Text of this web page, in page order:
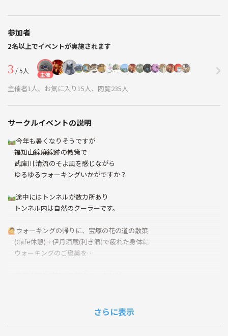
参加者
2名以上でイベントが実施されます
3 / 5人 主催
主催者1人、お気に入り15人、閲覧235人
サークルイベントの説明
🛤️今年も暑くなりそうですが
福知山線廃線跡の散策で
武庫川.清流のそよ風を感じながら
ゆるゆるウォーキングいかがですか？
🛤️途中にはトンネルが数カ所あり
トンネル内は自然のクーラーです。
🙋ウォーキングの帰りに、宝塚の花の道の散策
(Cafe休憩)＋伊丹酒蔵(利き酒)で疲れた身体に
ウォーキングのご褒美を…
いた廃線敷。その足跡を辿り、昔憧れた映画のワンシーンみたいな秘密
さらに表示